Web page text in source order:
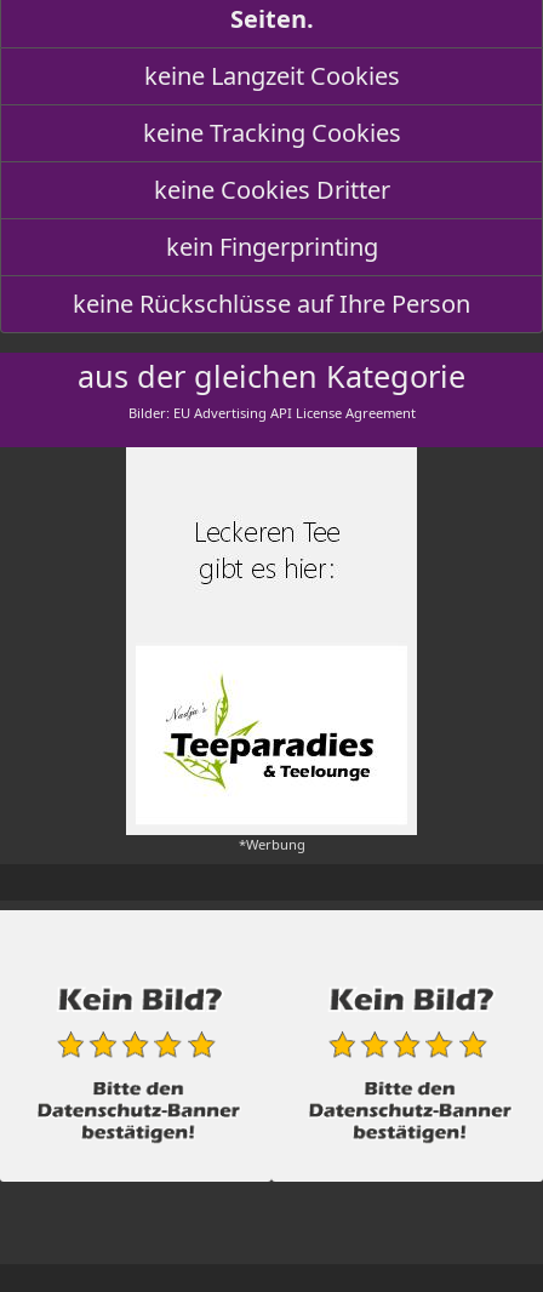
Seiten.
keine Langzeit Cookies
keine Tracking Cookies
keine Cookies Dritter
kein Fingerprinting
keine Rückschlüsse auf Ihre Person
aus der gleichen Kategorie
Bilder: EU Advertising API License Agreement
*Werbung